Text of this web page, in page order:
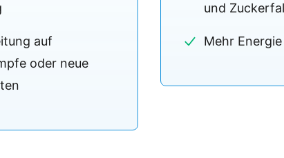
auf
oder neue
und
Mehr Energie